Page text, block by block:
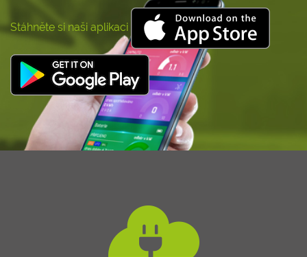
Stáhněte si naši aplikaci